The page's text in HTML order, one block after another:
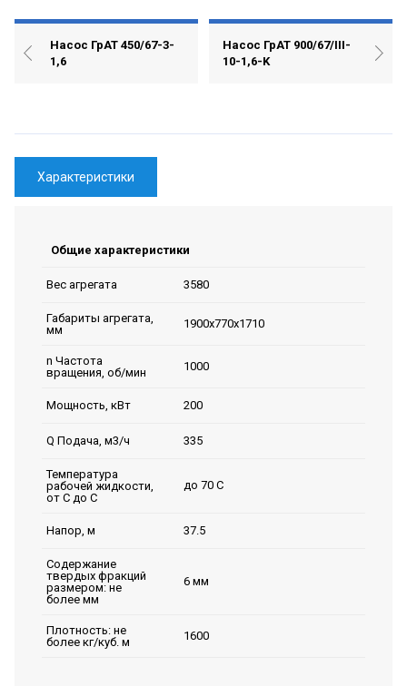
Насос ГрАТ 450/67-3-
1,6
Насос ГрАТ 900/67/III-
10-1,6-K
Характеристики
Общие характеристики
Вес агрегата 3580
Габариты агрегата,
мм
1900х770х1710
n Частота
вращения, об/мин
1000
Мощность, кВт 200
Q Подача, м3/ч 335
Температура
рабочей жидкости,
от С до С
до 70 С
Напор, м 37.5
Содержание
твердых фракций
размером: не
более мм
6 мм
Плотность: не
более кг/куб. м
1600